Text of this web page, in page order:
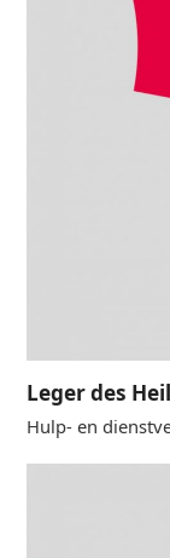
Leger des
Hulp- en